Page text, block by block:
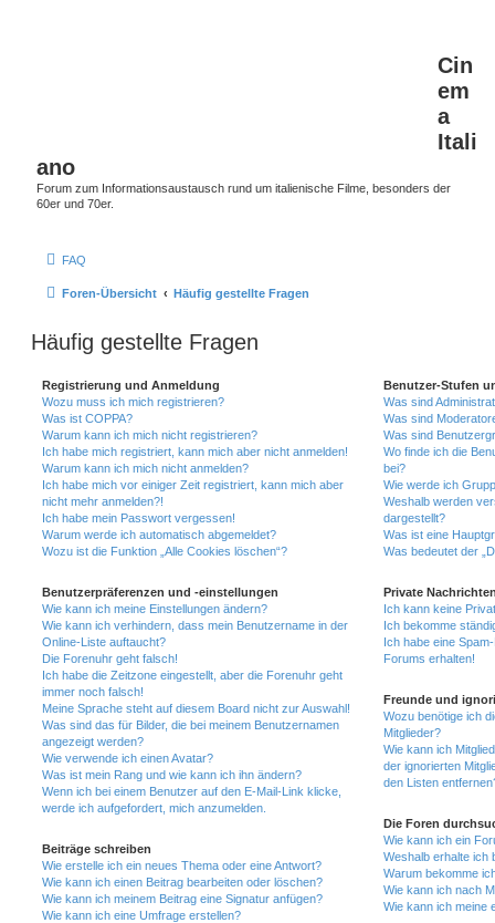
Cin
em
a
Itali
ano
Forum zum Informationsaustausch rund um italienische Filme, besonders der
60er und 70er.
FAQ
Foren-Übersicht Häufig gestellte Fragen
Häufig gestellte Fragen
Registrierung und Anmeldung
Wozu muss ich mich registrieren?
Was ist COPPA?
Warum kann ich mich nicht registrieren?
Ich habe mich registriert, kann mich aber nicht anmelden!
Warum kann ich mich nicht anmelden?
Ich habe mich vor einiger Zeit registriert, kann mich aber
nicht mehr anmelden?!
Ich habe mein Passwort vergessen!
Warum werde ich automatisch abgemeldet?
Wozu ist die Funktion „Alle Cookies löschen“?
Benutzerpräferenzen und -einstellungen
Wie kann ich meine Einstellungen ändern?
Wie kann ich verhindern, dass mein Benutzername in der
Online-Liste auftaucht?
Die Forenuhr geht falsch!
Ich habe die Zeitzone eingestellt, aber die Forenuhr geht
immer noch falsch!
Meine Sprache steht auf diesem Board nicht zur Auswahl!
Was sind das für Bilder, die bei meinem Benutzernamen
angezeigt werden?
Wie verwende ich einen Avatar?
Was ist mein Rang und wie kann ich ihn ändern?
Wenn ich bei einem Benutzer auf den E-Mail-Link klicke,
werde ich aufgefordert, mich anzumelden.
Beiträge schreiben
Wie erstelle ich ein neues Thema oder eine Antwort?
Wie kann ich einen Beitrag bearbeiten oder löschen?
Wie kann ich meinem Beitrag eine Signatur anfügen?
Wie kann ich eine Umfrage erstellen?
Benutzer-Stufen
Was sind
Was sind
Was sind
Wo finde ich die
bei?
Wie werde ich
Weshalb werden
dargestellt?
Was ist eine
Was bedeutet der
Private
Ich kann keine
Ich bekomme
Ich habe eine
Forums erhalten!
Freunde und
Wozu benötige ich
Mitglieder?
Wie kann ich
der ignorierten
den Listen
Die Foren
Wie kann ich ein
Weshalb erhalte ich
Warum bekomme
Wie kann ich nach
Wie kann ich meine